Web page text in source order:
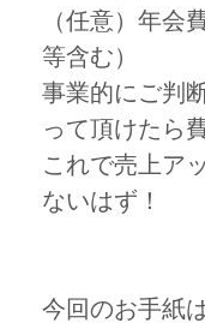
（任意）年会
等含む）
事業的にご判
って頂けたら
これで売上ア
ないはず！
今回のお手紙